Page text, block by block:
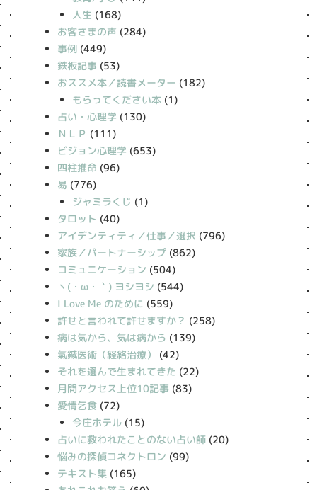
人生 (168)
お客さまの声 (284)
事例 (449)
鉄板記事 (53)
おススメ本／読書メーター (182)
もらってください本(1)
占い・心理学 (130)
ＮＬＰ (111)
ビジョン心理学 (653)
四柱推命 (96)
易 (776)
ジャミラくじ (1)
タロット (40)
アイデンティティ／仕事／選択 (796)
家族／パートナーシップ (862)
コミュニケーション (504)
丶(・ω・｀) ヨシヨシ (544)
I Love Me のために (559)
許せと言われて許せますか？ (258)
病は気から、気は病から (139)
氣鍼医術（経絡治療）
(42)
それを選んで生まれてきた (22)
月間アクセス上位10記事 (83)
愛情乞食 (72)
今庄ホテル(15)
占いに救われたことのない占い師 (20)
悩みの探偵コネクトロン (99)
テキスト集 (165)